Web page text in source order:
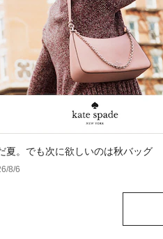
夏。でも次に欲しいのは秋バッグ
8/6